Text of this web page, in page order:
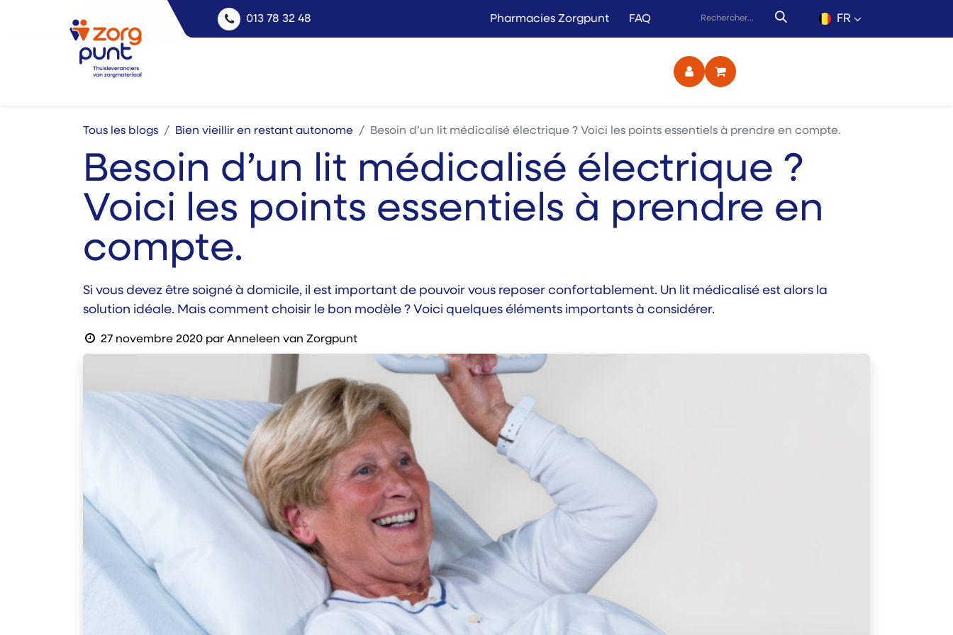
013 78 32 48 Pharmacies Zorgpunt FAQ FR
Tous les blogs Bien vieillir en restant autonome Besoin d’un lit médicalisé électrique ? Voici les points essentiels à prendre en compte.
Besoin d’un lit médicalisé électrique ?
Voici les points essentiels à prendre en
compte.
Si vous devez être soigné à domicile, il est important de pouvoir vous reposer confortablement. Un lit médicalisé est alors la
solution idéale. Mais comment choisir le bon modèle ? Voici quelques éléments importants à considérer.
27 novembre 2020 par Anneleen van Zorgpunt